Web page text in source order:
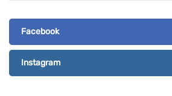
Facebook
Instagram